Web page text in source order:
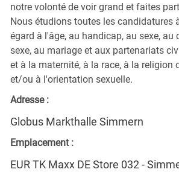
notre volonté de voir grand et faites
Nous étudions toutes les candidatures
égard à l'âge, au handicap, au sexe, au
sexe, au mariage et aux partenariats
et à la maternité, à la race, à la religion
et/ou à l'orientation sexuelle.
Adresse :
Globus Markthalle Simmern
Emplacement :
EUR TK Maxx DE Store 032 -